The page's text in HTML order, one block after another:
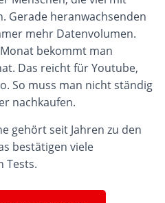
Gerade heranwachsenden
mehr Datenvolumen.
bekommt man
Das reicht für Youtube,
So muss man nicht ständig
nachkaufen.
gehört seit Jahren zu den
bestätigen viele
Tests.